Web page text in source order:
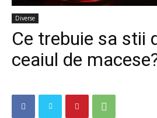
Diverse
Ce trebuie sa stii
ceaiul de